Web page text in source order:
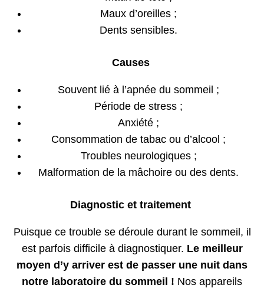
Maux d’oreilles ;
Dents sensibles.
Causes
Souvent lié à l’apnée du sommeil ;
Période de stress ;
Anxiété ;
Consommation de tabac ou d’alcool ;
Troubles neurologiques ;
Malformation de la mâchoire ou des dents.
Diagnostic et traitement
Puisque ce trouble se déroule durant le sommeil, il
est parfois difficile à diagnostiquer. Le meilleur
moyen d’y arriver est de passer une nuit dans
notre laboratoire du sommeil ! Nos appareils